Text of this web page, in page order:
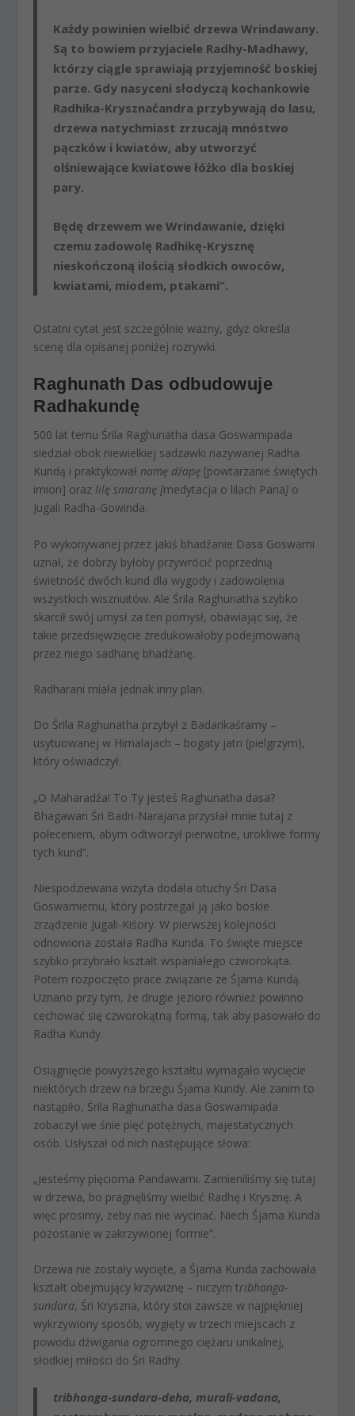
Każdy powinien wielbić drzewa Wrindawany.
Są to bowiem przyjaciele Radhy-Madhawy,
którzy ciągle sprawiają przyjemność boskiej
parze. Gdy nasyceni słodyczą kochankowie
Radhika-Krysznaćandra przybywają do lasu,
drzewa natychmiast zrzucają mnóstwo
pączków i kwiatów, aby utworzyć
olśniewające kwiatowe łóżko dla boskiej
pary.
Będę drzewem we Wrindawanie, dzięki
czemu zadowolę Radhikę-Krysznę
nieskończoną ilością słodkich owoców,
kwiatami, miodem, ptakami”.
Ostatni cytat jest szczególnie ważny, gdyż określa
scenę dla opisanej poniżej rozrywki.
Raghunath Das odbudowuje
Radhakundę
500 lat temu Śrila Raghunatha dasa Goswamipada
siedział obok niewielkiej sadzawki nazywanej Radha
Kundą i praktykowałnamę dźapę [powtarzanie świętych
imion] orazlilę smaranę [medytacja o lilach Pana] o
Jugali Radha-Gowinda.
Po wykonywanej przez jakiś bhadźanie Dasa Goswami
uznał, że dobrzy byłoby przywrócić poprzednią
świetność dwóch kund dla wygody i zadowolenia
wszystkich wisznuitów. Ale Śrila Raghunatha szybko
skarcił swój umysł za ten pomysł, obawiając się, że
takie przedsięwzięcie zredukowałoby podejmowaną
przez niego sadhanę bhadźanę.
Radharani miała jednak inny plan.
Do Śrila Raghunatha przybył z Badarikaśramy –
usytuowanej w Himalajach – bogaty jatri (pielgrzym),
który oświadczył:
„O Maharadźa! To Ty jesteś Raghunatha dasa?
Bhagawan Śri Badri-Narajana przysłał mnie tutaj z
poleceniem, abym odtworzył pierwotne, urokliwe formy
tych kund”.
Niespodziewana wizyta dodała otuchy Śri Dasa
Goswamiemu, który postrzegał ją jako boskie
zrządzenie Jugali-Kiśory. W pierwszej kolejności
odnowiona została Radha Kunda. To święte miejsce
szybko przybrało kształt wspaniałego czworokąta.
Potem rozpoczęto prace związane ze Śjama Kundą.
Uznano przy tym, że drugie jezioro również powinno
cechować się czworokątną formą, tak aby pasowało do
Radha Kundy.
Osiągnięcie powyższego kształtu wymagało wycięcie
niektórych drzew na brzegu Śjama Kundy. Ale zanim to
nastąpiło, Śrila Raghunatha dasa Goswamipada
zobaczył we śnie pięć potężnych, majestatycznych
osób. Usłyszał od nich następujące słowa:
„Jesteśmy pięcioma Pandawami. Zamieniliśmy się tutaj
w drzewa, bo pragnęliśmy wielbić Radhę i Krysznę. A
więc prosimy, żeby nas nie wycinać. Niech Śjama Kunda
pozostanie w zakrzywionej formie”.
Drzewa nie zostały wycięte, a Śjama Kunda zachowała
kształt obejmujący krzywiznę – niczym tribhanga-
sundara, Śri Kryszna, który stoi zawsze w najpiękniej
wykrzywiony sposób, wygięty w trzech miejscach z
powodu dźwigania ogromnego ciężaru unikalnej,
słodkiej miłości do Śri Radhy.
tribhanga-sundara-deha, murali-vadana,